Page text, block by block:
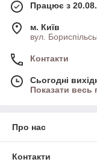
Працює з
м. Київ
вул.
Контакти
Сьогодні
Показати весь
Про нас
Контакти